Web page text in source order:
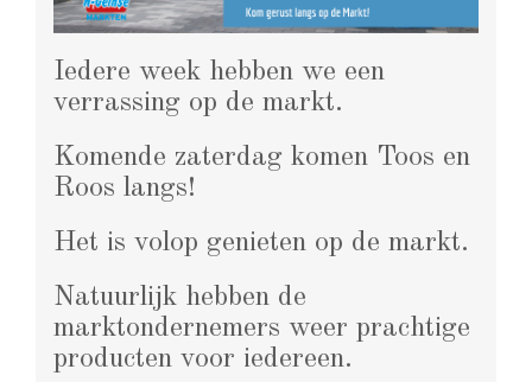
Iedere week hebben we een
verrassing op de markt.
Komende zaterdag komen Toos en
Roos langs!
Het is volop genieten op de markt.
Natuurlijk hebben de
marktondernemers weer prachtige
producten voor iedereen.